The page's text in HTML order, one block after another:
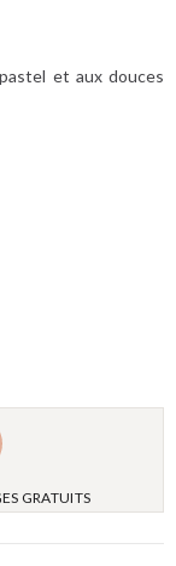
et aux douces
GRATUITS